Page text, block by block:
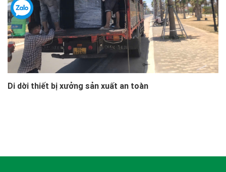
Di dời thiết bị xưởng sản xuất an toàn